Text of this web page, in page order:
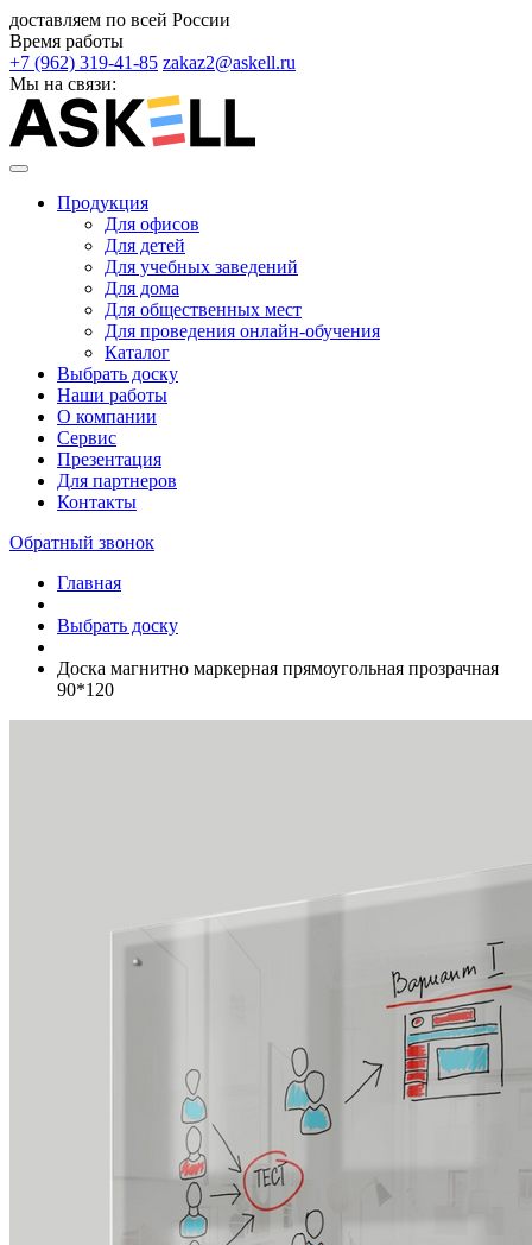
доставляем по всей России
Время работы
+7 (962) 319-41-85 zakaz2@askell.ru
Мы на связи:
Продукция
Для офисов
Для детей
Для учебных заведений
Для дома
Для общественных мест
Для проведения онлайн-обучения
Каталог
Выбрать доску
Наши работы
О компании
Сервис
Презентация
Для партнеров
Контакты
Обратный звонок
Главная
Выбрать доску
Доска магнитно маркерная прямоугольная прозрачная
90*120